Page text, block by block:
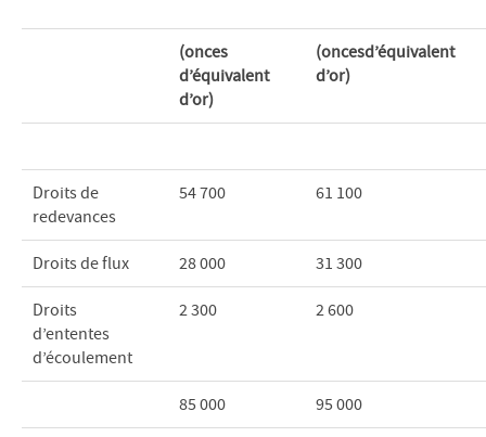
(onces
d’équivalent
d’or)
(oncesd’équivalent
d’or)
Droits de
redevances
54 700 61 100
Droits de flux 28 000 31 300
Droits
d’ententes
d’écoulement
2 300 2 600
85 000 95 000